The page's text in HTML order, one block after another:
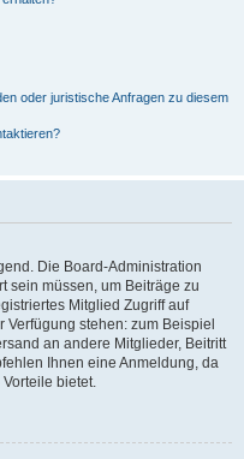
oder juristische Anfragen zu diesem
Die Board-Administration
sein müssen, um Beiträge zu
Mitglied Zugriff auf
stehen: zum Beispiel
an andere Mitglieder, Beitritt
Ihnen eine Anmeldung, da
bietet.